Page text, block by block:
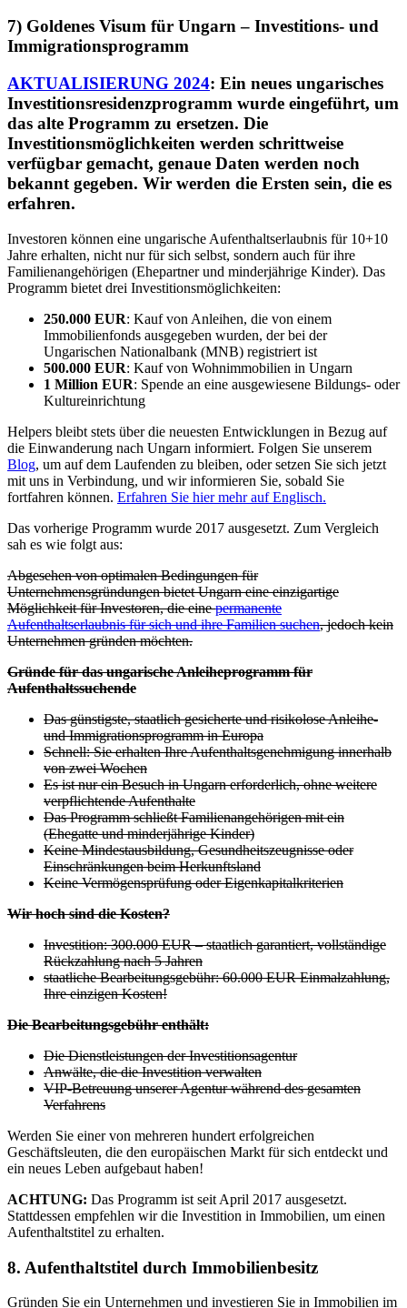
7) Goldenes Visum für Ungarn – Investitions- und
Immigrationsprogramm
AKTUALISIERUNG 2024: Ein neues ungarisches
Investitionsresidenzprogramm wurde eingeführt, um
das alte Programm zu ersetzen. Die
Investitionsmöglichkeiten werden schrittweise
verfügbar gemacht, genaue Daten werden noch
bekannt gegeben. Wir werden die Ersten sein, die es
erfahren.
Investoren können eine ungarische Aufenthaltserlaubnis für 10+10
Jahre erhalten, nicht nur für sich selbst, sondern auch für ihre
Familienangehörigen (Ehepartner und minderjährige Kinder). Das
Programm bietet drei Investitionsmöglichkeiten:
250.000 EUR: Kauf von Anleihen, die von einem
Immobilienfonds ausgegeben wurden, der bei der
Ungarischen Nationalbank (MNB) registriert ist
500.000 EUR: Kauf von Wohnimmobilien in Ungarn
1 Million EUR: Spende an eine ausgewiesene Bildungs- oder
Kultureinrichtung
Helpers bleibt stets über die neuesten Entwicklungen in Bezug auf
die Einwanderung nach Ungarn informiert. Folgen Sie unserem
Blog, um auf dem Laufenden zu bleiben, oder setzen Sie sich jetzt
mit uns in Verbindung, und wir informieren Sie, sobald Sie
fortfahren können. Erfahren Sie hier mehr auf Englisch.
Das vorherige Programm wurde 2017 ausgesetzt. Zum Vergleich
sah es wie folgt aus:
Abgesehen von optimalen Bedingungen für
Unternehmensgründungen bietet Ungarn eine einzigartige
Möglichkeit für Investoren, die einepermanente
Aufenthaltserlaubnis für sich und ihre Familien suchen, jedoch kein
Unternehmen gründen möchten.
Gründe für das ungarische Anleiheprogramm für
Aufenthaltssuchende
Das günstigste, staatlich gesicherte und risikolose Anleihe-
und Immigrationsprogramm in Europa
Schnell: Sie erhalten Ihre Aufenthaltsgenehmigung innerhalb
von zwei Wochen
Es ist nur ein Besuch in Ungarn erforderlich, ohne weitere
verpflichtende Aufenthalte
Das Programm schließt Familienangehörigen mit ein
(Ehegatte und minderjährige Kinder)
Keine Mindestausbildung, Gesundheitszeugnisse oder
Einschränkungen beim Herkunftsland
Keine Vermögensprüfung oder Eigenkapitalkriterien
Wir hoch sind die Kosten?
Investition: 300.000 EUR – staatlich garantiert, vollständige
Rückzahlung nach 5 Jahren
staatliche Bearbeitungsgebühr: 60.000 EUR Einmalzahlung,
Ihre einzigen Kosten!
Die Bearbeitungsgebühr enthält:
Die Dienstleistungen der Investitionsagentur
Anwälte, die die Investition verwalten
VIP-Betreuung unserer Agentur während des gesamten
Verfahrens
Werden Sie einer von mehreren hundert erfolgreichen
Geschäftsleuten, die den europäischen Markt für sich entdeckt und
ein neues Leben aufgebaut haben!
ACHTUNG: Das Programm ist seit April 2017 ausgesetzt.
Stattdessen empfehlen wir die Investition in Immobilien, um einen
Aufenthaltstitel zu erhalten.
8. Aufenthaltstitel durch Immobilienbesitz
Gründen Sie ein Unternehmen und investieren Sie in Immobilien im